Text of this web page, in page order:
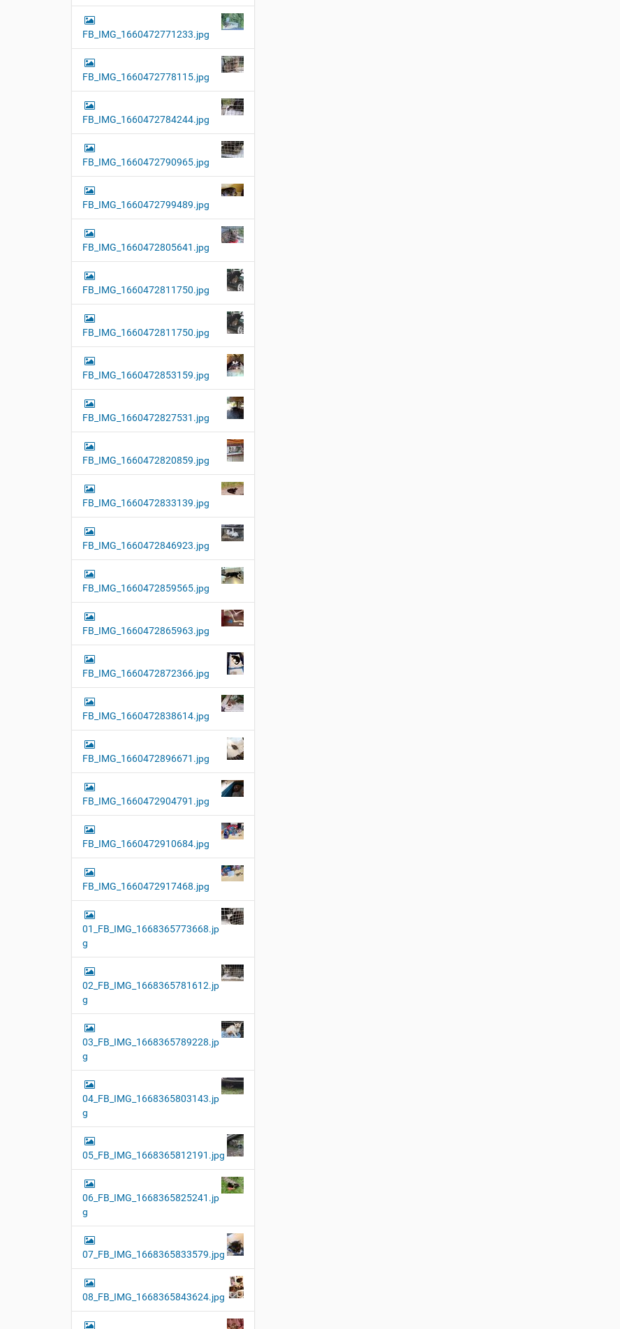
FB_IMG_1660472771233.jpg
FB_IMG_1660472778115.jpg
FB_IMG_1660472784244.jpg
FB_IMG_1660472790965.jpg
FB_IMG_1660472799489.jpg
FB_IMG_1660472805641.jpg
FB_IMG_1660472811750.jpg
FB_IMG_1660472811750.jpg
FB_IMG_1660472853159.jpg
FB_IMG_1660472827531.jpg
FB_IMG_1660472820859.jpg
FB_IMG_1660472833139.jpg
FB_IMG_1660472846923.jpg
FB_IMG_1660472859565.jpg
FB_IMG_1660472865963.jpg
FB_IMG_1660472872366.jpg
FB_IMG_1660472838614.jpg
FB_IMG_1660472896671.jpg
FB_IMG_1660472904791.jpg
FB_IMG_1660472910684.jpg
FB_IMG_1660472917468.jpg
01_FB_IMG_1668365773668.jp
g
02_FB_IMG_1668365781612.jp
g
03_FB_IMG_1668365789228.jp
g
04_FB_IMG_1668365803143.jp
g
05_FB_IMG_1668365812191.jpg
06_FB_IMG_1668365825241.jp
g
07_FB_IMG_1668365833579.jpg
08_FB_IMG_1668365843624.jpg